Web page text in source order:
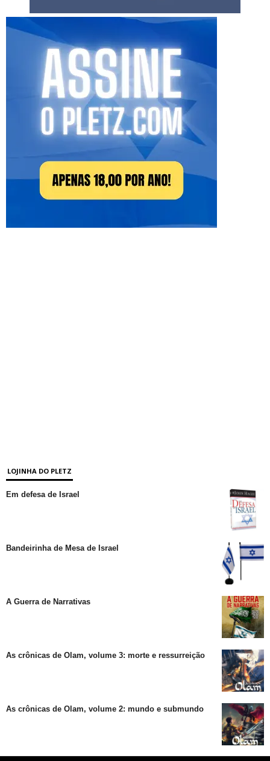
LOJINHA DO PLETZ
Em defesa de Israel
Bandeirinha de Mesa de Israel
A Guerra de Narrativas
As crônicas de Olam, volume 3: morte e ressurreição
As crônicas de Olam, volume 2: mundo e submundo